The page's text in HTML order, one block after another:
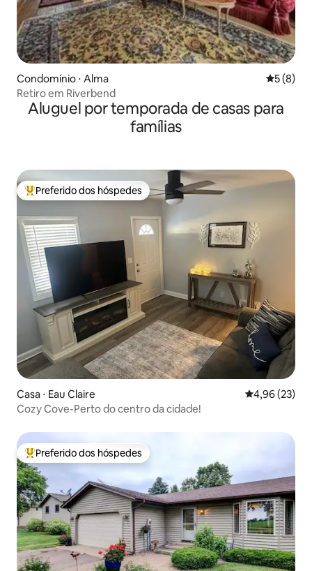
Condomínio ⋅ Alma 5 de
5 (8)
Retiro em Riverbend
Aluguel por temporada de casas para
famílias
Entre os melhores preferidos dos hóspedes
Preferido dos hóspedes
Casa ⋅ Eau Claire 4,96 de uma
4,96 (23)
Cozy Cove-Perto do centro da cidade!
Entre os melhores preferidos dos hóspedes
Preferido dos hóspedes